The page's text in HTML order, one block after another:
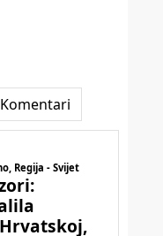
Komentari